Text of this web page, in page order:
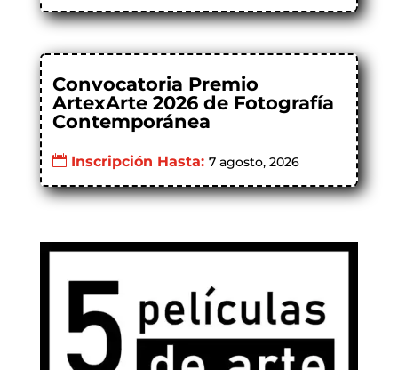
Convocatoria Premio
ArtexArte 2026 de Fotografía
Contemporánea
Inscripción Hasta: 7 agosto, 2026